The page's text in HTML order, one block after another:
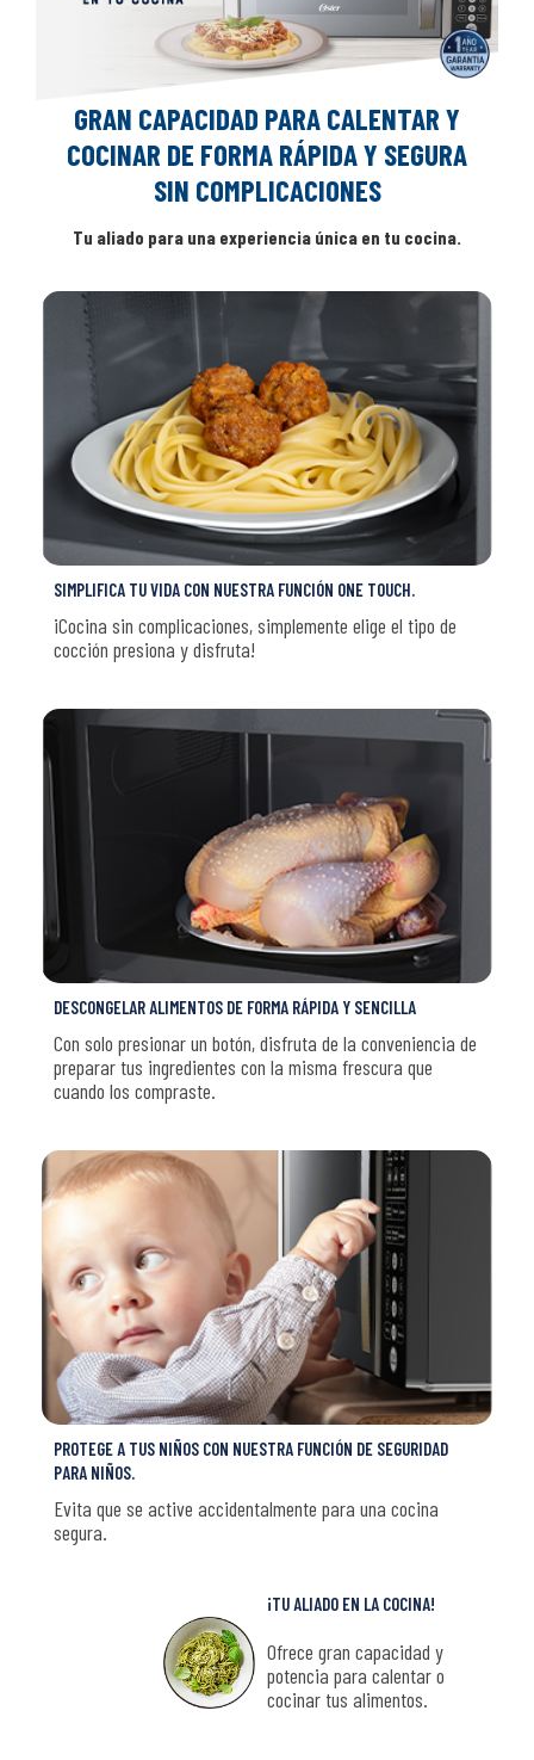
GRAN CAPACIDAD PARA CALENTAR Y
COCINAR DE FORMA RÁPIDA Y SEGURA
SIN COMPLICACIONES
Tu aliado para una experiencia única en tu cocina.
SIMPLIFICA TU VIDA CON NUESTRA FUNCIÓN ONE TOUCH.
¡Cocina sin complicaciones, simplemente elige el tipo de
cocción presiona y disfruta!
DESCONGELAR ALIMENTOS DE FORMA RÁPIDA Y SENCILLA
Con solo presionar un botón, disfruta de la conveniencia de
preparar tus ingredientes con la misma frescura que
cuando los compraste.
PROTEGE A TUS NIÑOS CON NUESTRA FUNCIÓN DE SEGURIDAD
PARA NIÑOS.
Evita que se active accidentalmente para una cocina
segura.
¡TU ALIADO EN LA COCINA!
Ofrece gran capacidad y
potencia para calentar o
cocinar tus alimentos.